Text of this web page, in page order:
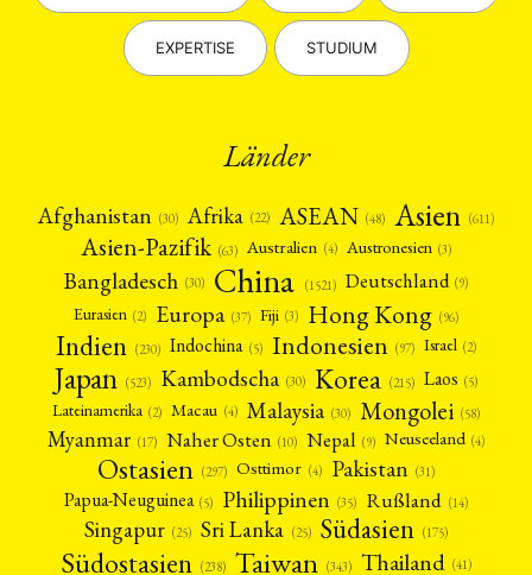
EXPERTISE STUDIUM
Länder
Afghanistan (30) Afrika (22) ASEAN (48) Asien (611)
Asien-Pazifik (63) Australien (4) Austronesien (3)
Bangladesch (30) China (1521) Deutschland (9)
Eurasien (2) Europa (37) Fiji (3) Hong Kong (96)
Indien (230) Indochina (5) Indonesien (97) Israel (2)
Japan (523) Kambodscha (30) Korea (215) Laos (5)
Lateinamerika (2) Macau (4) Malaysia (30) Mongolei (58)
Myanmar (17) Naher Osten (10) Nepal (9) Neuseeland (4)
Ostasien (297) Osttimor (4) Pakistan (31)
Papua-Neuguinea (5) Philippinen (35) Rußland (14)
Singapur (25) Sri Lanka (25) Südasien (175)
Südostasien (238) Taiwan (343) Thailand (41)